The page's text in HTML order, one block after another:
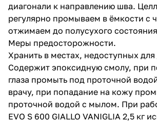
диагонали к направлению шва.
регулярно промываем в ёмкости с
отжимаем до полусухого
Меры предосторожности.
Хранить в местах, недоступных для
Содержит эпоксидную смолу, при
глаза промыть под проточной
врачу, при попадание на кожу
проточной водой с мылом. При
EVO S 600 GIALLO VANIGLIA 2,5 кг